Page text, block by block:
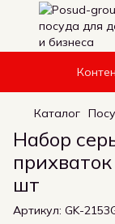
Каталог
Набор
шт
Артикул: GK-